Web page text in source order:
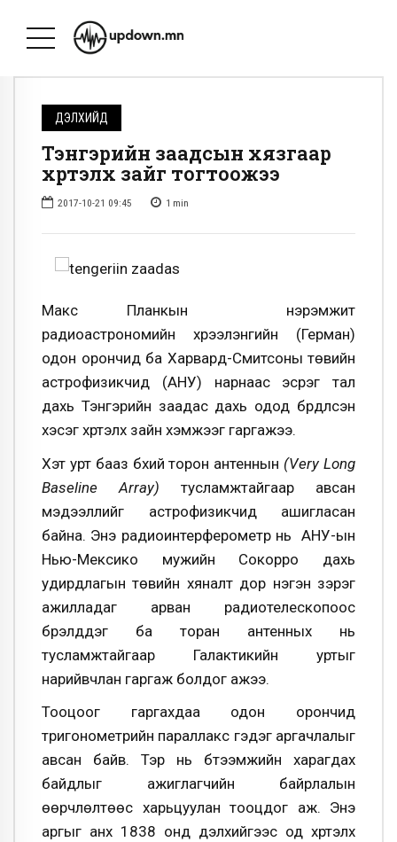
ДЭЛХИЙД
Тэнгэрийн заадсын хязгаар
хүртэлх зайг тогтоожээ
2017-10-21 09:45 1 min
Макс Планкын нэрэмжит
радиоастрономийн хүрээлэнгийн (Герман)
одон орончид ба Харвард-Смитсоны төвийн
астрофизикчид (АНУ) нарнаас эсрэг тал
дахь Тэнгэрийн заадас дахь одод бүрдүүлсэн
хэсэг хүртэлх зайн хэмжээг гаргажээ.
Хэт урт бааз бүхий торон антеннын (Very Long
Baseline Array) тусламжтайгаар авсан
мэдээллийг астрофизикчид ашигласан
байна. Энэ радиоинтерферометр нь АНУ-ын
Нью-Мексико мужийн Сокорро дахь
удирдлагын төвийн хяналт дор нэгэн зэрэг
ажилладаг арван радиотелескопоос
бүрэлддэг ба торан антенных нь
тусламжтайгаар Галактикийн уртыг
нарийвчлан гаргаж болдог ажээ.
Тооцоог гаргахдаа одон орончид
тригонометрийн параллакс гэдэг аргачлалыг
авсан байв. Тэр нь бүтээмжийн харагдах
байдлыг ажиглагчийн байрлалын
өөрчлөлтөөс харьцуулан тооцдог аж. Энэ
аргыг анх 1838 онд дэлхийгээс од хүртэлх